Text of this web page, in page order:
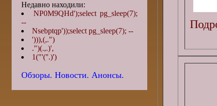
Недавно находили:
NP0M9QHd');select pg_sleep(7);
--
Nsebptqp'));select pg_sleep(7); --
'))),(,.")
.")(.,.)',
1("'(''.)')
Обзоры. Новости. Анонсы.